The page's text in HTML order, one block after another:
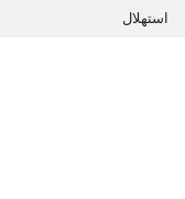
استهلال